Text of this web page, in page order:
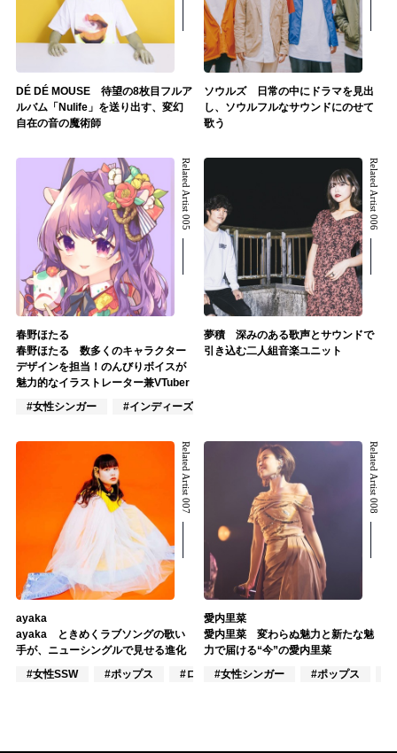
DÉ DÉ MOUSE 待望の8枚目フルア
ルバム「Nulife」を送り出す、変幻
自在の音の魔術師
ソウルズ 日常の中にドラマを見出
し、ソウルフルなサウンドにのせて
歌う
Related Artist 005
春野ほたる
春野ほたる 数多くのキャラクター
デザインを担当！のんびりボイスが
魅力的なイラストレーター兼VTuber
#女性シンガー
#インディーズ
Related Artist 006
夢積 深みのある歌声とサウンドで
引き込む二人組音楽ユニット
Related Artist 007
ayaka
ayaka ときめくラブソングの歌い
手が、ニューシングルで見せる進化
#女性SSW
#ポップス #ロック
Related Artist 008
愛内里菜
愛内里菜 変わらぬ魅力と新たな魅
力で届ける“今”の愛内里菜
#女性シンガー
#ポップス